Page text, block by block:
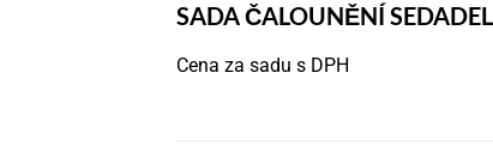
SADA ČALOUNĚNÍ
Cena za sadu s DPH